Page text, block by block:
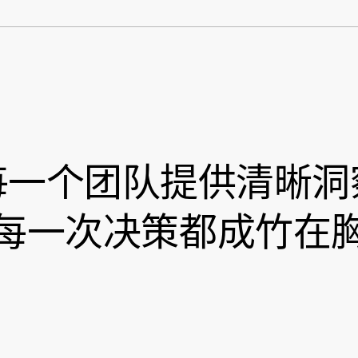
个团队提供清晰洞
一次决策都成竹在